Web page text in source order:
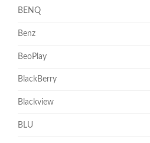
BENQ
Benz
BeoPlay
BlackBerry
Blackview
BLU